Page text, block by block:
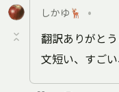
しかゆ🦌 •
翻訳ありがと
文短い、すご